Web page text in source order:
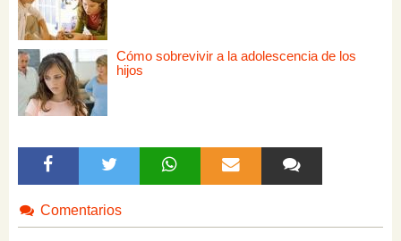
Cómo sobrevivir a la adolescencia de los
hijos
Comentarios